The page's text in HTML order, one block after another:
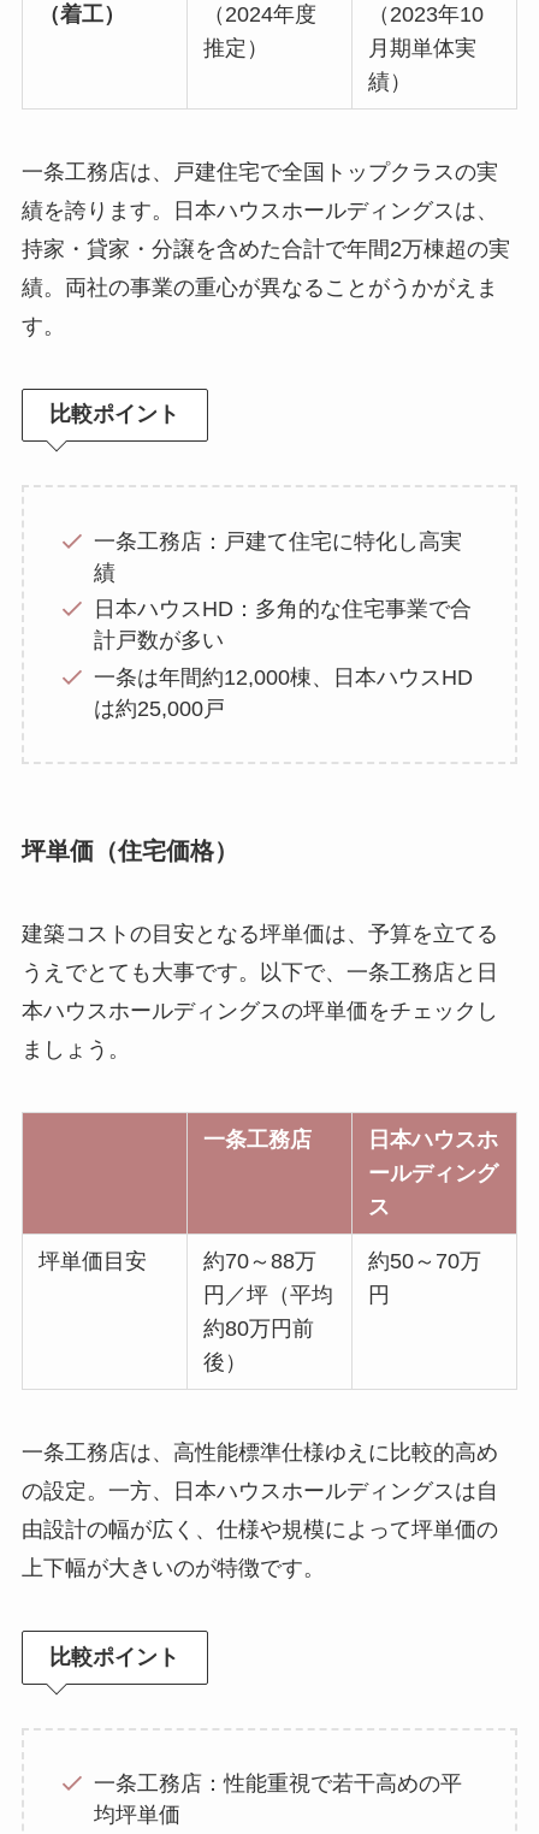
（着工）
（2024年度
推定）
（2023年10
月期単体実
績）
一条工務店は、戸建住宅で全国トップクラスの実
績を誇ります。日本ハウスホールディングスは、
持家・貸家・分譲を含めた合計で年間2万棟超の実
績。両社の事業の重心が異なることがうかがえま
す。
比較ポイント
一条工務店：戸建て住宅に特化し高実
績
日本ハウスHD：多角的な住宅事業で合
計戸数が多い
一条は年間約12,000棟、日本ハウスHD
は約25,000戸
坪単価（住宅価格）
建築コストの目安となる坪単価は、予算を立てる
うえでとても大事です。以下で、一条工務店と日
本ハウスホールディングスの坪単価をチェックし
ましょう。
一条工務店
日本ハウスホ
ールディング
ス
坪単価目安
約70～88万
円／坪（平均
約80万円前
後）
約50～70万
円
一条工務店は、高性能標準仕様ゆえに比較的高め
の設定。一方、日本ハウスホールディングスは自
由設計の幅が広く、仕様や規模によって坪単価の
上下幅が大きいのが特徴です。
比較ポイント
一条工務店：性能重視で若干高めの平
均坪単価